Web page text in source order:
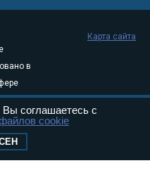
в
05
Карта сайта
Вы соглашаетесь с
cookie